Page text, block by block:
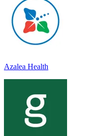
Azalea Health